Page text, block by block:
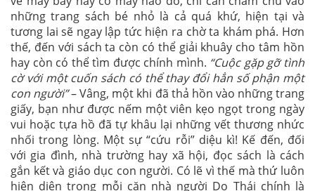
những trang sách bé nhỏ là cả quá khứ, hiện tại và
tương lai sẽ ngay lập tức hiện ra chờ ta khám phá. Hơn
thế, đến với sách ta còn có thể giải khuây cho tâm hồn
hay còn có thể tìm được chính mình. “Cuộc gặp gỡ tình
cờ với một cuốn sách có thể thay đổi hẳn số phận một
con người”– Vâng, một khi đã thả hồn vào những trang
giấy, bạn như được nếm một viên kẹo ngọt trong ngày
vui hoặc tựa hồ đã tự khâu lại những vết thương nhức
nhối trong lòng. Một sự “cứu rỗi” diệu kì! Kế đến, đối
với gia đình, nhà trường hay xã hội, đọc sách là cách
gắn kết và giáo dục con người. Có lẽ vì thế mà thứ luôn
hiện diện trong mỗi căn nhà người Do Thái chính là